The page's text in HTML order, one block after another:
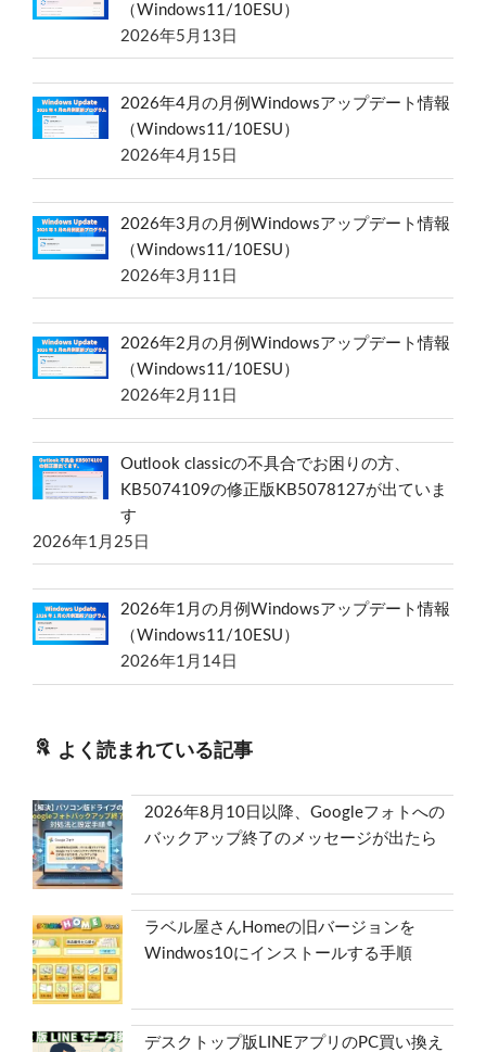
（Windows11/10ESU）
2026年5月13日
2026年4月の月例Windowsアップデート情報
（Windows11/10ESU）
2026年4月15日
2026年3月の月例Windowsアップデート情報
（Windows11/10ESU）
2026年3月11日
2026年2月の月例Windowsアップデート情報
（Windows11/10ESU）
2026年2月11日
Outlook classicの不具合でお困りの方、
KB5074109の修正版KB5078127が出ていま
す
2026年1月25日
2026年1月の月例Windowsアップデート情報
（Windows11/10ESU）
2026年1月14日
よく読まれている記事
2026年8月10日以降、Googleフォトへの
バックアップ終了のメッセージが出たら
ラベル屋さんHomeの旧バージョンを
Windwos10にインストールする手順
デスクトップ版LINEアプリのPC買い換え